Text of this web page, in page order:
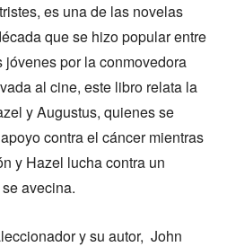
es una de las novelas
que se hizo popular entre
por la conmovedora
al cine, este libro relata la
y Augustus, quienes se
contra el cáncer mientras
y Hazel lucha contra un
avecina.
y su autor, John